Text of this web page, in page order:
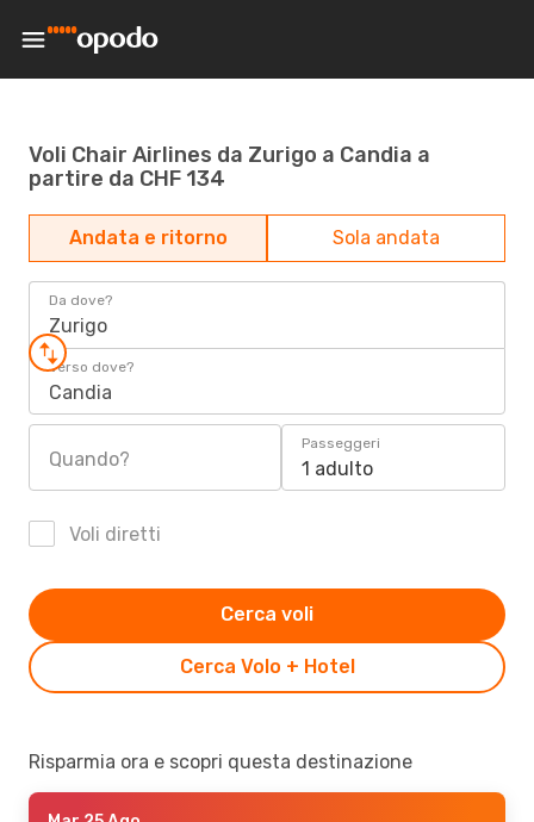
Voli Chair Airlines da Zurigo a Candia a
partire da CHF 134
Andata e ritorno Sola andata
Da dove?
Zurigo
Verso dove?
Candia
Quando?
Passeggeri
1 adulto
Voli diretti
Cerca Volo + Hotel
Cerca voli
Risparmia ora e scopri questa destinazione